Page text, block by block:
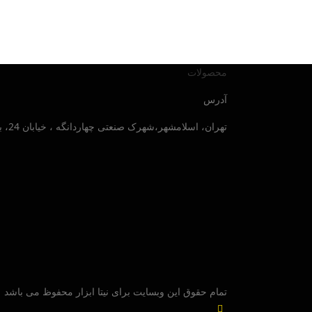
محصولات
آدرس
تهران، اسلامشهر،شهرک صنعتی چهاردانگه ، خیابان 24، بلوار صنایع جنوبی ، پلاک 30
تمام حقوق این وبسایت برای نیتا ابزار محفوظ می باشد